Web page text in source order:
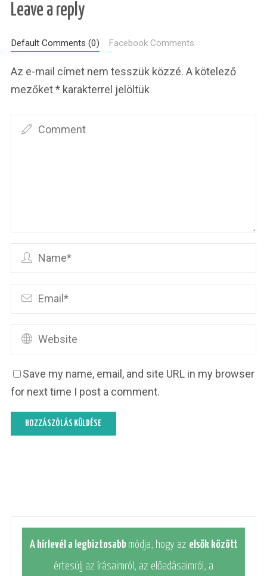
Leave a reply
Default Comments (0) Facebook Comments
Az e-mail címet nem tesszük közzé. A kötelező
mezőket* karakterrel jelöltük
Save my name, email, and site URL in my browser
for next time I post a comment.
A hírlevél a legbiztosabb módja, hogy az elsők között
értesülj az írásaimról, az előadásaimról, a